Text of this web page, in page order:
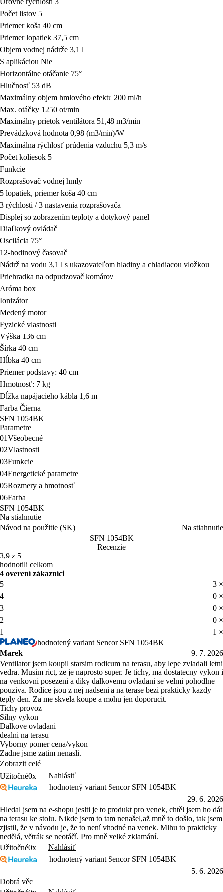
Úrovne rýchlosti 3
Počet listov 5
Priemer koša 40 cm
Priemer lopatiek 37,5 cm
Objem vodnej nádrže 3,1 l
S aplikáciou Nie
Horizontálne otáčanie 75°
Hlučnosť 53 dB
Maximálny objem hmlového efektu 200 ml/h
Max. otáčky 1250 ot/min
Maximálny prietok ventilátora 51,48 m3/min
Prevádzková hodnota 0,98 (m3/min)/W
Maximálna rýchlosť prúdenia vzduchu 5,3 m/s
Počet koliesok 5
Funkcie
Rozprašovač vodnej hmly
5 lopatiek, priemer koša 40 cm
3 rýchlosti / 3 nastavenia rozprašovača
Displej so zobrazením teploty a dotykový panel
Diaľkový ovládač
Oscilácia 75°
12-hodinový časovač
Nádrž na vodu 3,1 l s ukazovateľom hladiny a chladiacou vložkou
Priehradka na odpudzovač komárov
Aróma box
Ionizátor
Medený motor
Fyzické vlastnosti
Výška 136 cm
Šírka 40 cm
Hĺbka 40 cm
Priemer podstavy: 40 cm
Hmotnosť: 7 kg
Dĺžka napájacieho kábla 1,6 m
Farba Čierna
SFN 1054BK
Parametre
01Všeobecné
02Vlastnosti
03Funkcie
04Energetické parametre
05Rozmery a hmotnosť
06Farba
SFN 1054BK
Na stiahnutie
Návod na použitie (SK)
Na stiahnutie
SFN 1054BK
Recenzie
3,9 z 5
hodnotili celkom
4 overení zákazníci
5
3 ×
4
0 ×
3
0 ×
2
0 ×
1
1 ×
hodnotený variant Sencor SFN 1054BK
Marek
9. 7. 2026
Ventilator jsem koupil starsim rodicum na terasu, aby lepe zvladali letni
vedra. Musim rict, ze je naprosto super. Je tichy, ma dostatecny vykon i
na venkovni posezeni a diky dalkovemu ovladani se velmi pohodlne
pouziva. Rodice jsou z nej nadseni a na terase bezi prakticky kazdy
teply den. Za me skvela koupe a mohu jen doporucit.
Tichy provoz
Silny vykon
Dalkove ovladani
dealni na terasu
Vyborny pomer cena/vykon
Zadne jsme zatim nenasli.
Zobrazit celé
Užitočné0x
Nahlásiť
hodnotený variant Sencor SFN 1054BK
29. 6. 2026
Hledal jsem na e-shopu jeslti je to produkt pro venek, chtěl jsem ho dát
na terasu ke stolu. Nikde jsem to tam nenašel,až mně to došlo, tak jsem
zjistil, že v návodu je, že to není vhodné na venek. Mlhu to prakticky
nedělá, větrák se neotáčí. Pro mně velké zklamání.
Užitočné0x
Nahlásiť
hodnotený variant Sencor SFN 1054BK
5. 6. 2026
Dobrá věc